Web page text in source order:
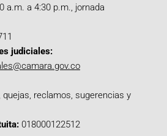
a.m. a 4:30 p.m., jornada
judiciales:
reclamos, sugerencias y
018000122512